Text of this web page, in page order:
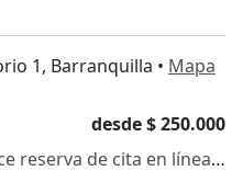
1, Barranquilla • Mapa
desde $ 250.000
Este especialista no ofrece reserva de cita en línea en esta dirección.